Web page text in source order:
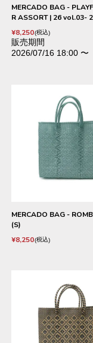
MERCADO BAG -
R ASSORT | 26 vol.03-
¥8,250 税込
販売期間
2026/07/16 18:00 〜
MERCADO BAG -
(S)
¥8,250 税込